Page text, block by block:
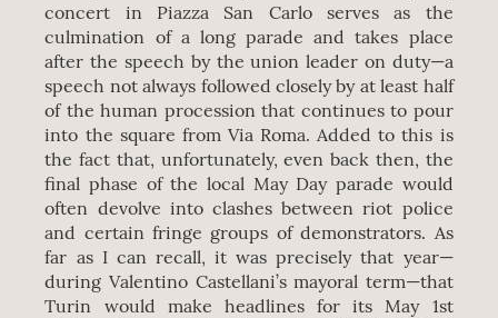
concert in Piazza San Carlo serves as the
culmination of a long parade and takes place
after the speech by the union leader on duty—a
speech not always followed closely by at least half
of the human procession that continues to pour
into the square from Via Roma. Added to this is
the fact that, unfortunately, even back then, the
final phase of the local May Day parade would
often devolve into clashes between riot police
and certain fringe groups of demonstrators. As
far as I can recall, it was precisely that year—
during Valentino Castellani’s mayoral term—that
Turin would make headlines for its May 1st